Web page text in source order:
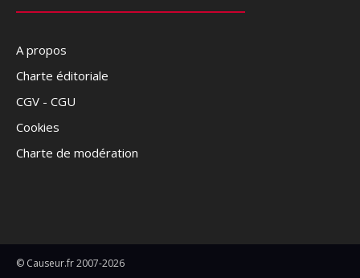
A propos
Charte éditoriale
CGV - CGU
Cookies
Charte de modération
© Causeur.fr 2007-2026